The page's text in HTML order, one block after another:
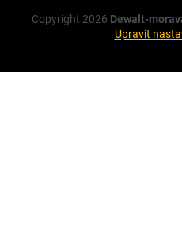
Copyright 2026 Dewalt-
Upravit